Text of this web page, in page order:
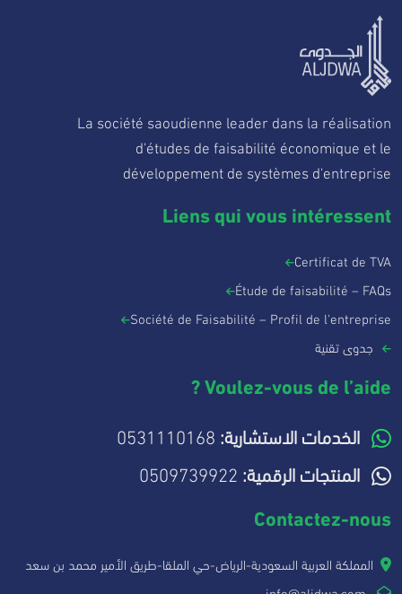
La société saoudienne leader dans la réalisation
d'études de faisabilité économique et le
développement de systèmes d'entreprise
Liens qui vous intéressent
Certificat de TVA
Étude de faisabilité – FAQs
Société de Faisabilité – Profil de l'entreprise
جدوى تقنية
Voulez-vous de l’aide ?
الخدمات الاستشارية:
المنتجات الرقمية:
Contactez-nous
المملكة العربية السعودية-الرياض-حي الملقا-طريق الأمير محمد بن سعد